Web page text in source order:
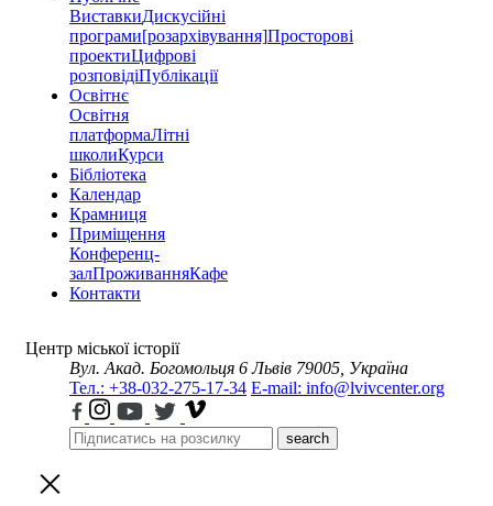
ВиставкиДискусійні
програми[розархівування]Просторові
проектиЦифрові
розповідіПублікації
Освітнє
Освітня
платформаЛітні
школиКурси
Бібліотека
Календар
Крамниця
Приміщення
Конференц-
залПроживанняКафе
Контакти
Центр міської історії
Вул. Акад. Богомольця 6 Львів 79005, Україна
Тел.: +38-032-275-17-34 E-mail: info@lvivcenter.org
search